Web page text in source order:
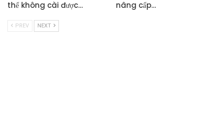
thể không cài được…
nâng cấp…
PREV NEXT